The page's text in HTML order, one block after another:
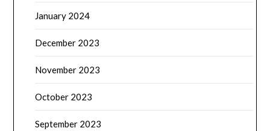
January 2024
December 2023
November 2023
October 2023
September 2023